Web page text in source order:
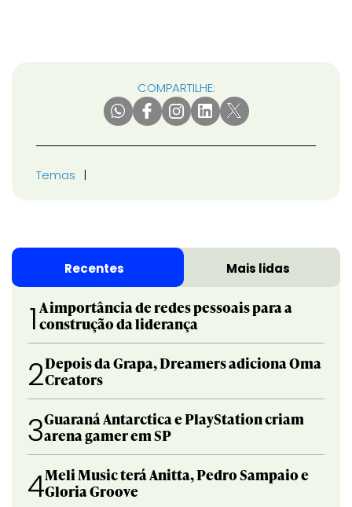
COMPARTILHE:
Temas
Recentes Mais lidas
1 A importância de redes pessoais para a
construção da liderança
2Depois da Grapa, Dreamers adiciona Oma
Creators
3Guaraná Antarctica e PlayStation criam
arena gamer em SP
4Meli Music terá Anitta, Pedro Sampaio e
Gloria Groove